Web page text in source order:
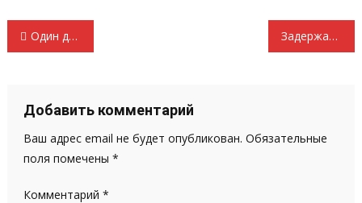
Навигация
записям
Один день депутата Госдумы РФ Дмитрия Викторовича Кузякина Задержана первый заместитель министра спорта, молодежной политики и туризма Мордовии Наталья Помелова
Добавить комментарий
Ваш адрес email не будет опубликован. Обязательные
поля помечены *
Комментарий *